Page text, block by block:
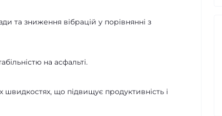
та зниження вібрацій у порівнянні з
на асфальті.
що підвищує продуктивність і